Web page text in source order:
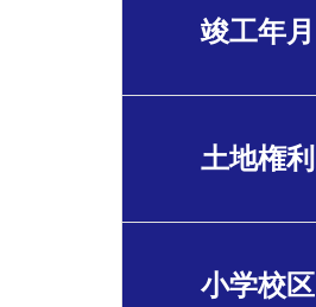
竣工年月
土地権利
小学校区